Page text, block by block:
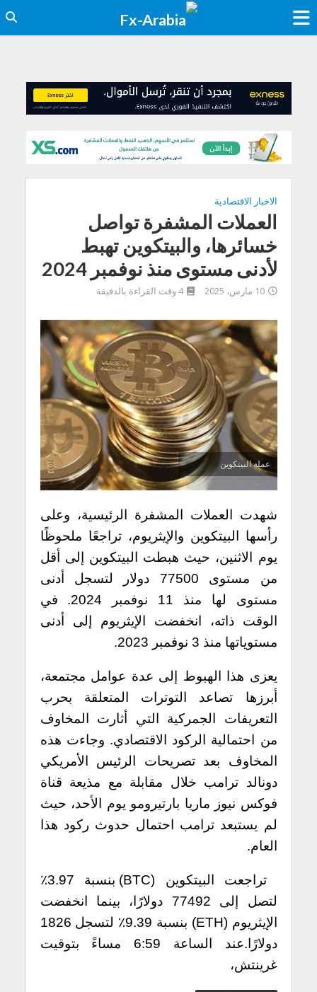
الاخبار الاقتصادية
العملات المشفرة تواصل
خسائرها، والبيتكوين تهبط
لأدنى مستوى منذ نوفمبر 2024
10 مارس، 2025 4 وقت القراءة بالدقيقة
عملة البيتكوين
شهدت العملات المشفرة الرئيسية، وعلى
رأسها البيتكوين والإيثريوم، تراجعًا ملحوظًا
يوم الاثنين، حيث هبطت البيتكوين إلى أقل
من مستوى 77500 دولار لتسجل أدنى
مستوى لها منذ 11 نوفمبر 2024. في
الوقت ذاته، انخفضت الإيثريوم إلى أدنى
مستوياتها منذ 3 نوفمبر 2023.
يعزى هذا الهبوط إلى عدة عوامل مجتمعة،
أبرزها تصاعد التوترات المتعلقة بحرب
التعريفات الجمركية التي أثارت المخاوف
من احتمالية الركود الاقتصادي. وجاءت هذه
المخاوف بعد تصريحات الرئيس الأمريكي
دونالد ترامب خلال مقابلة مع مذيعة قناة
فوكس نيوز ماريا بارتيرومو يوم الأحد، حيث
لم يستبعد ترامب احتمال حدوث ركود هذا
العام.
تراجعت البيتكوين (BTC) بنسبة 3.97٪
لتصل إلى 77492 دولارًا، بينما انخفضت
الإيثريوم (ETH) بنسبة 9.39٪ لتسجل 1826
دولارًا.عند الساعة 6:59 مساءً بتوقيت
غرينتش،